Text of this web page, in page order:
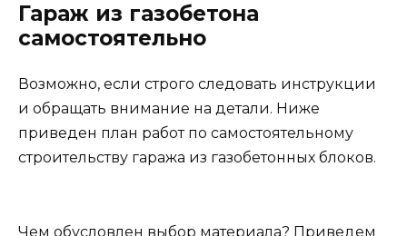
Гараж из газобетона
самостоятельно
Возможно, если строго следовать инструкции
и обращать внимание на детали. Ниже
приведен план работ по самостоятельному
строительству гаража из газобетонных блоков.
Чем обусловлен выбор материала? Приведем